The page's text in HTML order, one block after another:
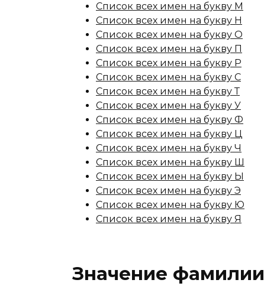
Список всех имен на букву М
Список всех имен на букву Н
Список всех имен на букву О
Список всех имен на букву П
Список всех имен на букву Р
Список всех имен на букву С
Список всех имен на букву Т
Список всех имен на букву У
Список всех имен на букву Ф
Список всех имен на букву Ц
Список всех имен на букву Ч
Список всех имен на букву Ш
Список всех имен на букву Ы
Список всех имен на букву Э
Список всех имен на букву Ю
Список всех имен на букву Я
Значение фамилии